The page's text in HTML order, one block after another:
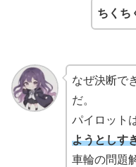
ちくち
なぜ決断で
だ。
パイロット
ようとしす
車輪の問題